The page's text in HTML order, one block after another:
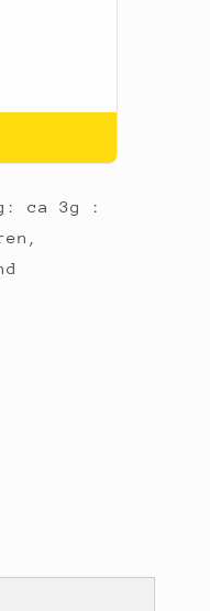
ca 3g :